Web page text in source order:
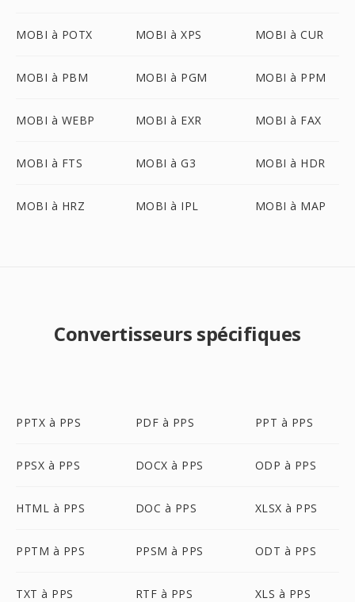
MOBI à POTX MOBI à XPS MOBI à CUR
MOBI à PBM MOBI à PGM MOBI à PPM
MOBI à WEBP MOBI à EXR MOBI à FAX
MOBI à FTS MOBI à G3 MOBI à HDR
MOBI à HRZ MOBI à IPL MOBI à MAP
Convertisseurs spécifiques
PPTX à PPS PDF à PPS PPT à PPS
PPSX à PPS DOCX à PPS ODP à PPS
HTML à PPS DOC à PPS XLSX à PPS
PPTM à PPS PPSM à PPS ODT à PPS
TXT à PPS RTF à PPS XLS à PPS